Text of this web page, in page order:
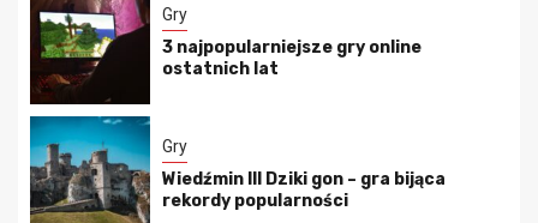
Gry
3 najpopularniejsze gry online
ostatnich lat
Gry
Wiedźmin III Dziki gon – gra bijąca
rekordy popularności